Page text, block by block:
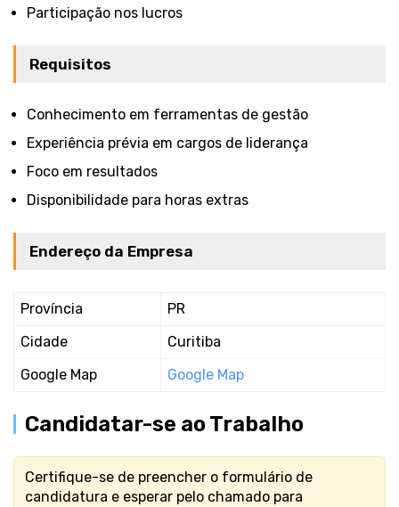
Participação nos lucros
Requisitos
Conhecimento em ferramentas de gestão
Experiência prévia em cargos de liderança
Foco em resultados
Disponibilidade para horas extras
Endereço da Empresa
Província
PR
Cidade
Curitiba
Google Map
Google Map
Candidatar-se ao Trabalho
Certifique-se de preencher o formulário de
candidatura e esperar pelo chamado para